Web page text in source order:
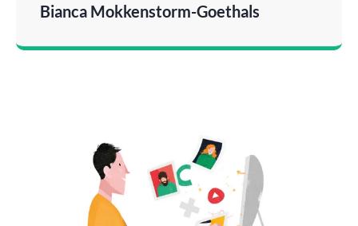
Bianca Mokkenstorm-Goethals